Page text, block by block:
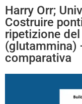
Harry Orr;
Costruire
ripetizione
(glutammina)
comparativa